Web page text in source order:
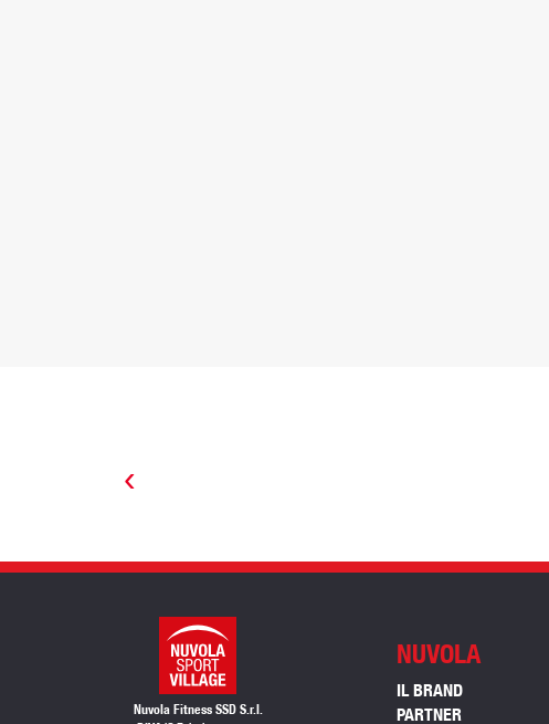
‹
Nuvola Fitness SSD S.r.l.
NUVOLA
IL BRAND
PARTNER